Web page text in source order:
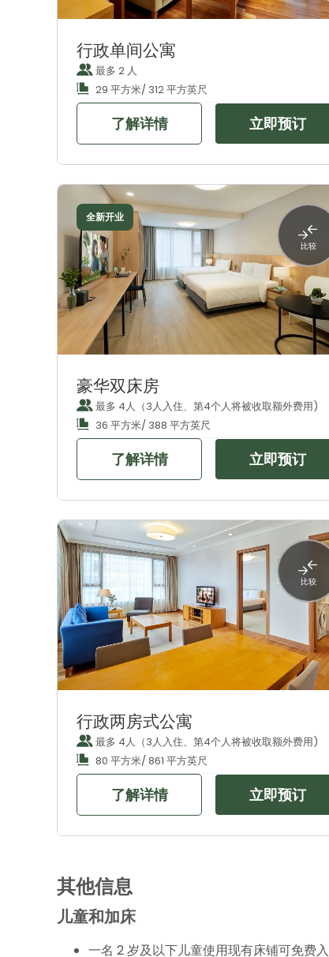
行政单间公寓
最多 2 人
29 平方米/ 312 平方英尺
了解详情 立即预订
全新开业
比较
豪华双床房
最多 4人（3人入住、第4个人将被收取额外费用)
36 平方米/ 388 平方英尺
了解详情 立即预订
比较
行政两房式公寓
最多 4人（3人入住、第4个人将被收取额外费用)
80 平方米/ 861 平方英尺
了解详情 立即预订
其他信息
儿童和加床
一名 2 岁及以下儿童使用现有床铺可免费入